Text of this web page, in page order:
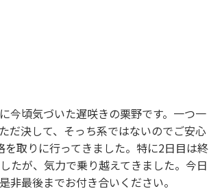
今頃気づいた遅咲きの栗野です。一つ一
だ決して、そっち系ではないのでご安心
取りに行ってきました。特に2日目は終
たが、気力で乗り越えてきました。今日
非最後までお付き合いください。